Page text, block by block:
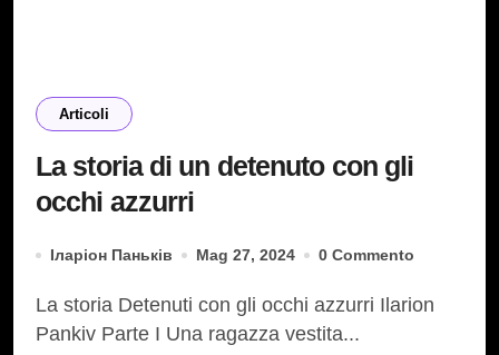
Articoli
La storia di un detenuto con gli
occhi azzurri
Іларіон Паньків Mag 27, 2024 0 Commento
La storia Detenuti con gli occhi azzurri Ilarion
Pankiv Parte І Una ragazza vestita...